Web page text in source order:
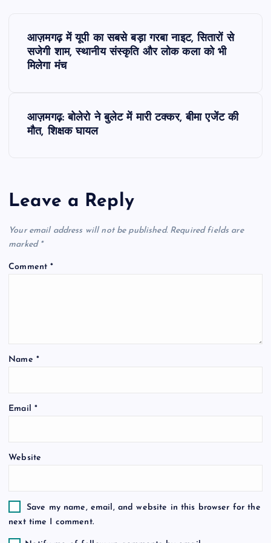
v
i
g
i
n
आज़मगढ़ में यूपी का सबसे बड़ा गरबा नाइट, सितारों से
सजेगी शाम, स्थानीय संस्कृति और लोक कला को भी
मिलेगा मंच
आज़मगढ़: बोलेरो ने बुलेट में मारी टक्कर, बीमा एजेंट की
मौत, शिक्षक घायल
Leave a Reply
Your email address will not be published. Required fields are
marked *
Comment*
Name *
Email *
Website
Save my name, email, and website in this browser for the
next time I comment.